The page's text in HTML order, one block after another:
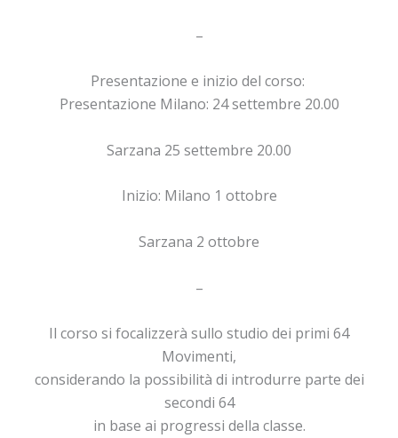
–
Presentazione e inizio del corso:
Presentazione Milano: 24 settembre 20.00
Sarzana 25 settembre 20.00
Inizio: Milano 1 ottobre
Sarzana 2 ottobre
–
Il corso si focalizzerà sullo studio dei primi 64
Movimenti,
considerando la possibilità di introdurre parte dei
secondi 64
in base ai progressi della classe.